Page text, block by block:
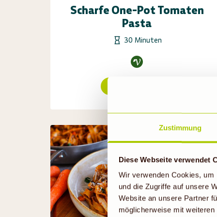
Zustimmung
Diese Webseite verwendet
Wir verwenden Cookies,
und die Zugriffe auf unsere
Website an unsere Partner
möglicherweise mit
Scharfe One-Pot Tomaten
Pasta
30 Minuten